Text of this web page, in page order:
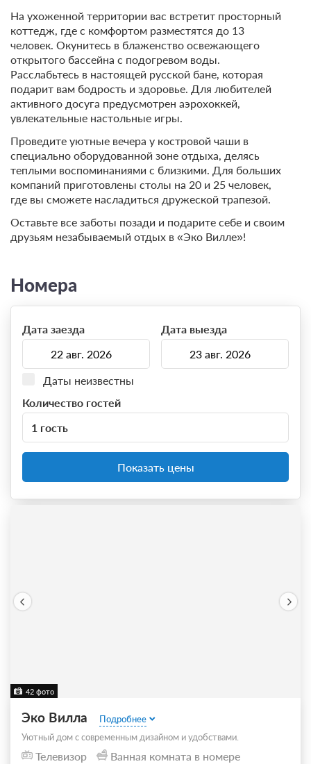
На ухоженной территории вас встретит просторный
коттедж, где с комфортом разместятся до 13
человек. Окунитесь в блаженство освежающего
открытого бассейна с подогревом воды.
Расслабьтесь в настоящей русской бане, которая
подарит вам бодрость и здоровье. Для любителей
активного досуга предусмотрен аэрохоккей,
увлекательные настольные игры.
Проведите уютные вечера у костровой чаши в
специально оборудованной зоне отдыха, делясь
теплыми воспоминаниями с близкими. Для больших
компаний приготовлены столы на 20 и 25 человек,
где вы сможете насладиться дружеской трапезой.
Оставьте все заботы позади и подарите себе и своим
друзьям незабываемый отдых в «Эко Вилле»!
Номера
Дата заезда Дата выезда
Даты неизвестны
Количество гостей
1 гость
Показать цены
42 фото
Эко Вилла
Подробнее
Уютный дом с cовpеменным дизайном и удoбcтвaми.
Телевизор
Ванная комната в номере